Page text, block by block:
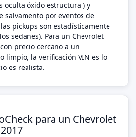
oculta óxido estructural) y
salvamento por eventos de
pickups son estadísticamente
sedanes). Para un Chevrolet
precio cercano a un
limpio, la verificación VIN es lo
es realista.
para un Chevrolet